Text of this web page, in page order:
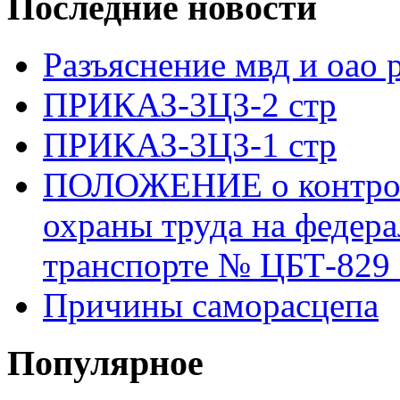
Разъяснение мвд и оао
ПРИКАЗ-3ЦЗ-2 стр
ПРИКАЗ-3ЦЗ-1 стр
ПОЛОЖЕНИЕ о
охраны труда на
транспорте № ЦБТ-829
Причины саморасцепа
Популярное